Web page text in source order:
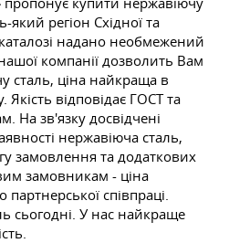
який регіон Східної та
надано необмежений
компанії дозволить Вам
сталь, ціна найкраща в
Якість відповідає ГОСТ та
На зв'язку досвідчені
нержавіюча сталь,
замовлення та додаткових
замовникам - ціна
співпраці.
сьогодні. У нас найкраще